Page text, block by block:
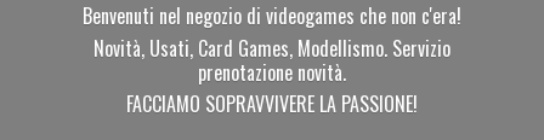
Benvenuti nel negozio di videogames che non c'era!
Novità, Usati, Card Games, Modellismo. Servizio
prenotazione novità.
FACCIAMO SOPRAVVIVERE LA PASSIONE!